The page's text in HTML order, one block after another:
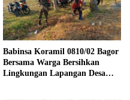
Babinsa Koramil 0810/02 Bagor
Bersama Warga Bersihkan
Lingkungan Lapangan Desa